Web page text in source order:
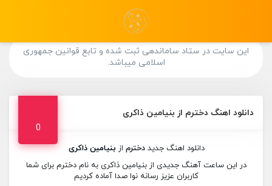
این سایت در ستاد ساماندهی ثبت شده و تابع قوانین جمهوری
اسلامی میباشد.
دانلود اهنگ دخترم از بنیامین ذاکری
0
دانلود اهنگ جدید دخترم از بنیامین ذاکری
در این ساعت آهنگ جدیدی از بنیامین ذاکری به نام دخترم برای شما
کاربران عزیز رسانه نوا صدا آماده کردیم